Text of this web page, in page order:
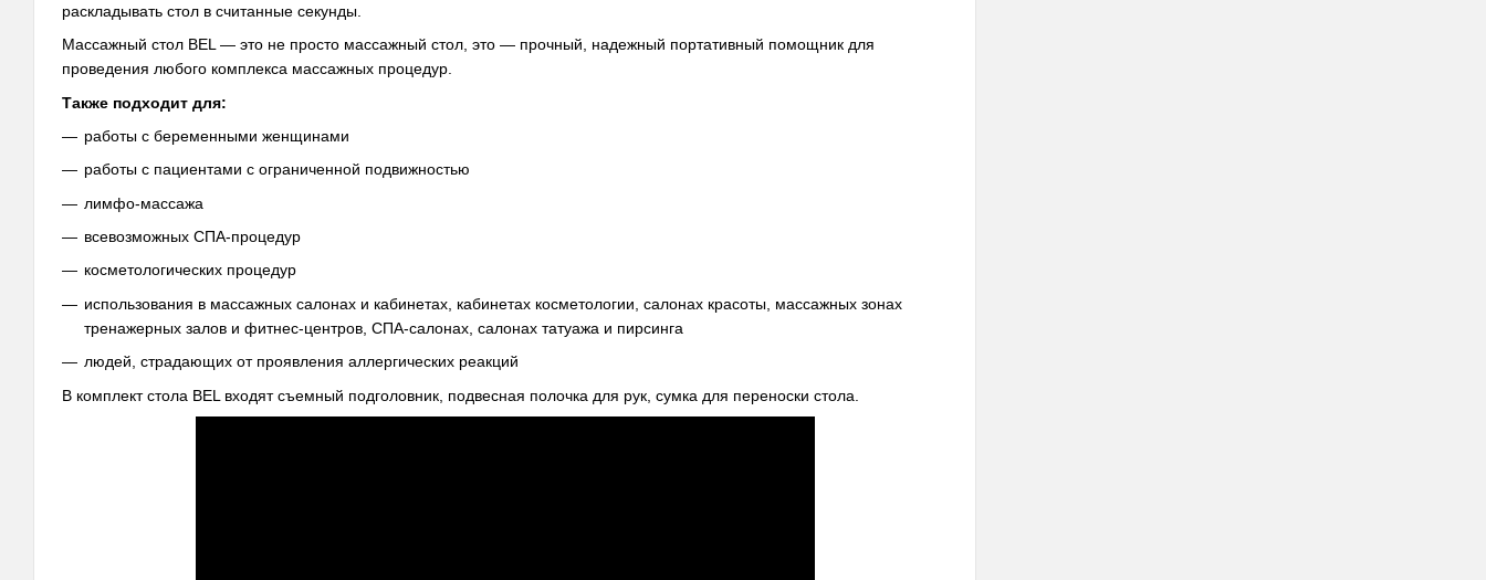
раскладывать стол в считанные секунды.
Массажный стол BEL — это не просто массажный стол, это — прочный, надежный портативный помощник для
проведения любого комплекса массажных процедур.
Также подходит для:
работы с беременными женщинами
работы с пациентами с ограниченной подвижностью
лимфо-массажа
всевозможных СПА-процедур
косметологических процедур
использования в массажных салонах и кабинетах, кабинетах косметологии, салонах красоты, массажных зонах
тренажерных залов и фитнес-центров, СПА-салонах, салонах татуажа и пирсинга
людей, страдающих от проявления аллергических реакций
В комплект стола BEL входят съемный подголовник, подвесная полочка для рук, сумка для переноски стола.